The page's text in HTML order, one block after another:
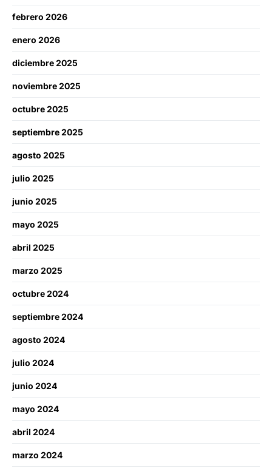
febrero 2026
enero 2026
diciembre 2025
noviembre 2025
octubre 2025
septiembre 2025
agosto 2025
julio 2025
junio 2025
mayo 2025
abril 2025
marzo 2025
octubre 2024
septiembre 2024
agosto 2024
julio 2024
junio 2024
mayo 2024
abril 2024
marzo 2024